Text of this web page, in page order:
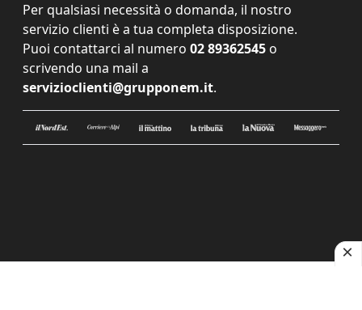
Per qualsiasi necessità o domanda, il nostro
servizio clienti è a tua completa disposizione.
Puoi contattarci al numero 02 89362545 o
scrivendo una mail a
servizioclienti@grupponem.it.